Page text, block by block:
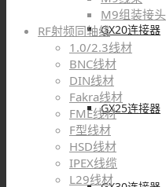
GX20连接器
GX25连接器
M9组装接头
RF射频同轴线
1.0/2.3线材
BNC线材
DIN线材
Fakra线材
FME线材
F型线材
HSD线材
IPEX线缆
L29线材